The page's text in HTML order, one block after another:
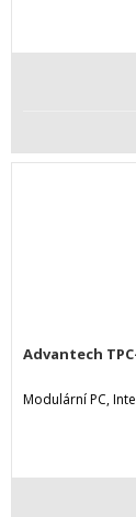
Advantech
Modulární PC,